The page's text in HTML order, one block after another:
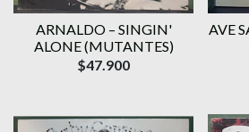
ARNALDO – SINGIN'
ALONE (MUTANTES)
$47.900
AVE